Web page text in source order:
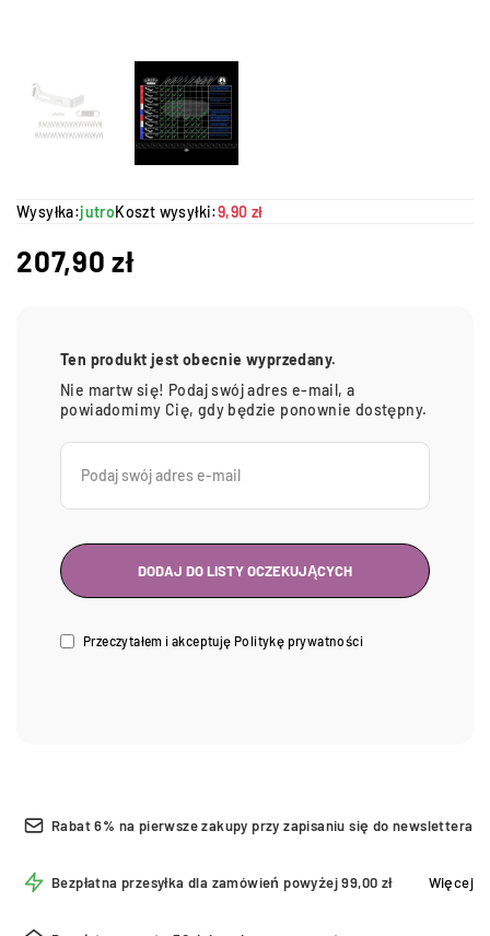
Wysyłka:jutroKoszt wysyłki:9,90 zł
207,90zł
Ten produkt jest obecnie wyprzedany.
Nie martw się! Podaj swój adres e-mail, a
powiadomimy Cię, gdy będzie ponownie dostępny.
Przeczytałem i akceptuję Politykę prywatności
Rabat 6% na pierwsze zakupy przy zapisaniu się do newslettera
Bezpłatna przesyłka dla zamówień powyżej 99,00 zł Więcej